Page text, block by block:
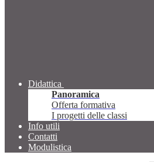
Didattica
Panoramica
Offerta formativa
I progetti delle classi
Info utili
Contatti
Modulistica